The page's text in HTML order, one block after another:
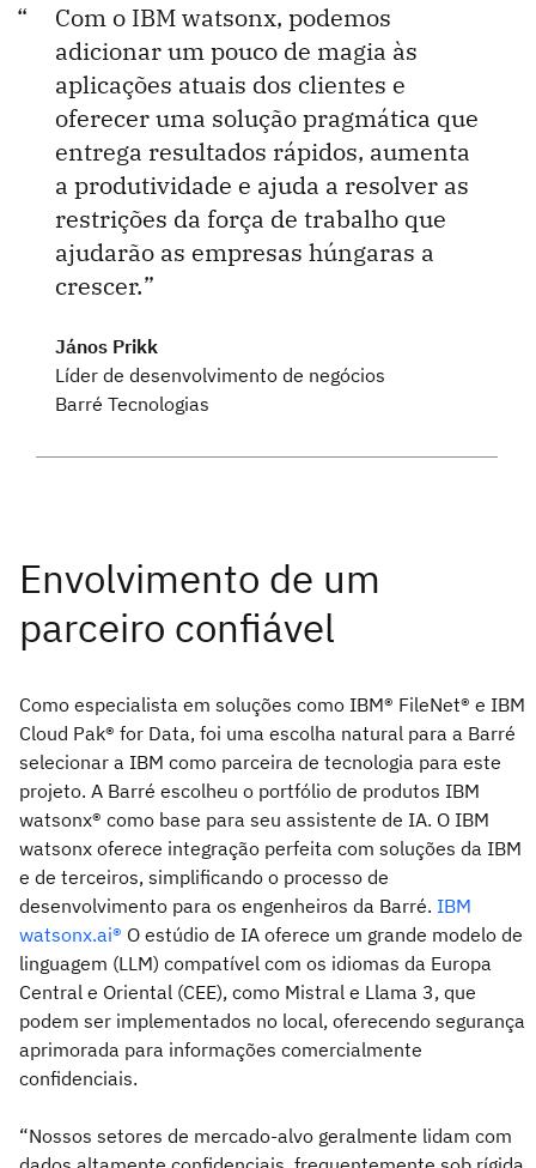
Com o IBM watsonx, podemos
adicionar um pouco de magia às
aplicações atuais dos clientes e
oferecer uma solução pragmática que
entrega resultados rápidos, aumenta
a produtividade e ajuda a resolver as
restrições da força de trabalho que
ajudarão as empresas húngaras a
crescer.
János Prikk
Líder de desenvolvimento de negócios
Barré Tecnologias
Como especialista em soluções como IBM® FileNet® e IBM
Cloud Pak® for Data, foi uma escolha natural para a Barré
selecionar a IBM como parceira de tecnologia para este
projeto. A Barré escolheu o portfólio de produtos IBM
watsonx® como base para seu assistente de IA. O IBM
watsonx oferece integração perfeita com soluções da IBM
e de terceiros, simplificando o processo de
desenvolvimento para os engenheiros da Barré. IBM
watsonx.ai® O estúdio de IA oferece um grande modelo de
linguagem (LLM) compatível com os idiomas da Europa
Central e Oriental (CEE), como Mistral e Llama 3, que
podem ser implementados no local, oferecendo segurança
aprimorada para informações comercialmente
confidenciais.
“Nossos setores de mercado-alvo geralmente lidam com